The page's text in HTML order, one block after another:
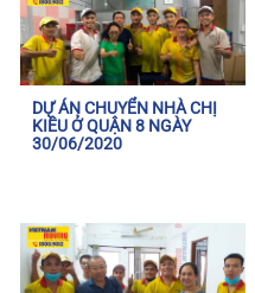
DỰ ÁN CHUYỂN NHÀ CHỊ
KIỀU Ở QUẬN 8 NGÀY
30/06/2020